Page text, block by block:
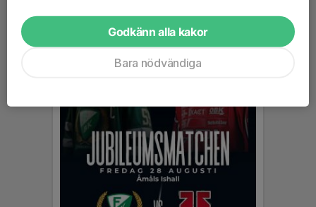
Godkänn alla kakor
Bara nödvändiga